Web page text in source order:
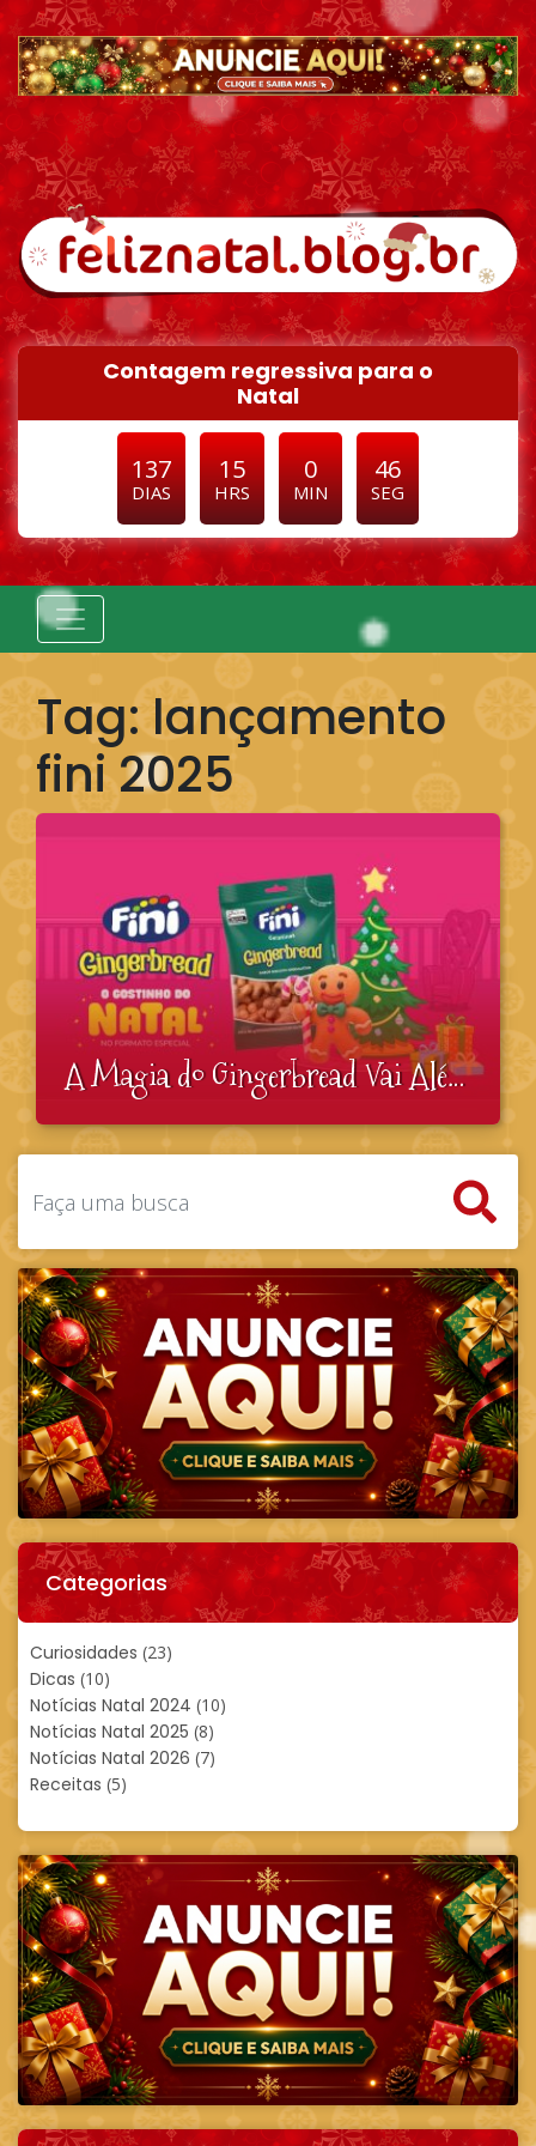
Pular para o conteúdo
Contagem regressiva para o
Natal
137
DIAS
15
HRS
0
MIN
44
SEG
Tag: lançamento
fini 2025
A Magia do Gingerbread Vai Além do Biscoito
Categorias
Curiosidades (23)
Dicas (10)
Notícias Natal 2024 (10)
Notícias Natal 2025 (8)
Notícias Natal 2026 (7)
Receitas (5)